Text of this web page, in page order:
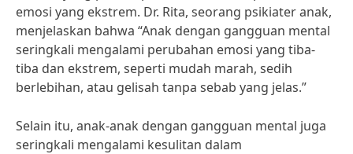
emosi yang ekstrem. Dr. Rita, seorang psikiater anak,
menjelaskan bahwa “Anak dengan gangguan mental
seringkali mengalami perubahan emosi yang tiba-
tiba dan ekstrem, seperti mudah marah, sedih
berlebihan, atau gelisah tanpa sebab yang jelas.”
Selain itu, anak-anak dengan gangguan mental juga
seringkali mengalami kesulitan dalam